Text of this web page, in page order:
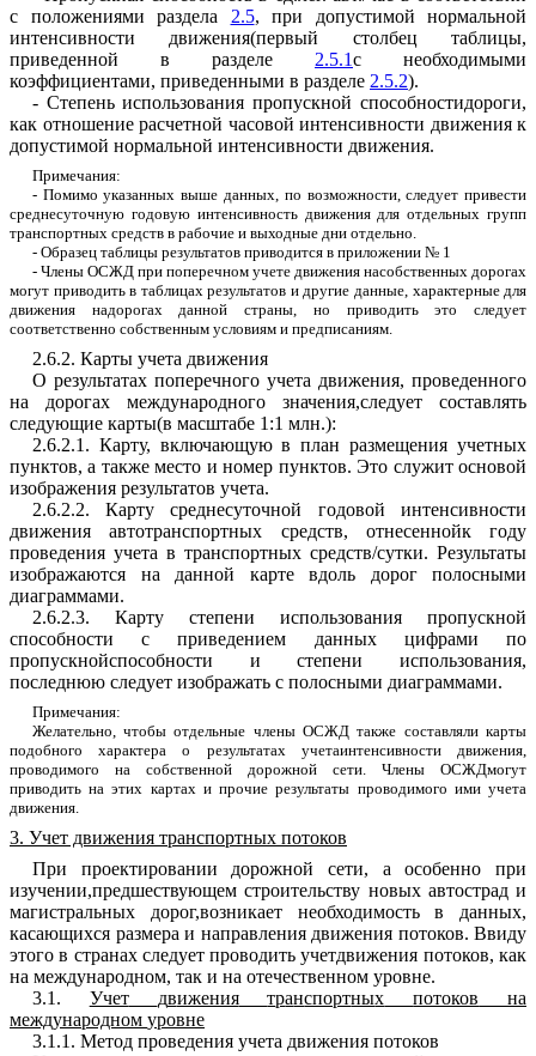
с
положениями раздела 2.5, при допустимой нормальной
интенсивности движения(первый столбец таблицы,
приведенной
в разделе 2.5.1с
необходимыми
коэффициентами, приведенными в разделе 2.5.2).
- Степень использования пропускной способностидороги,
как отношение расчетной часовой интенсивности движения к
допустимой нормальной интенсивности движения.
Примечания:
- Помимо указанных выше данных по возможности,следует привести
среднесуточную годовую интенсивность движения для отдельных групп
транспортных средств в рабочие и выходные дни отдельно
- Образец таблицы результатов приводится в приложении № 1
- Члены ОСЖД при поперечном учете движения насобственных дорогах
могут приводить в таблицах результатов и другие данные, характерные для
движения
надорогах данной страны но приводить это
следует
соответственно собственным условиям и предписаниям
2.6.2. Карты учета движения
О результатах поперечного учета движения,проведенного
на
дорогах международного значения,следует
составлять
следующие карты(в масштабе 1 :1 млн.):
2.6.2.1 . Карту, включающую в план размещения учетных
пунктов,а также место и номер пунктов.Это служит основой
изображения результатов учета.
2.6.2.2.Карту среднесуточной годовой
интенсивности
движения
автотранспортных средств, отнесеннойк
году
проведения учета в транспортных средств/сутки. Результаты
изображаются на данной карте вдоль дорог полосными
диаграммами.
2.6.2.3. Карту степени использования пропускной
способности
с приведением данных цифрами
по
пропускнойспособности
и степени использования,
последнюю следует изображать с полосными диаграммами.
Примечания:
Желательно ,чтобы отдельные члены ОСЖД также составляли карты
подобного характера о результатах учетаинтенсивности движения
проводимого
на собственной дорожной сети Члены ОСЖДмогут
приводить на этих картах и прочие результаты проводимого ими учета
движения
3. Учет движения транспортных потоков
При
проектировании дорожной сети, а особенно
при
изучении,предшествующем строительству новых автострад и
магистральных
дорог,возникает необходимость в данных,
касающихся размера и направления движения потоков. Ввиду
этого в странах следует проводить учетдвижения потоков, как
на международном, так и на отечественном уровне.
3.1 . Учет движения транспортных потоков
на
международном уровне
3.1 .1 . Метод проведения учета движения потоков